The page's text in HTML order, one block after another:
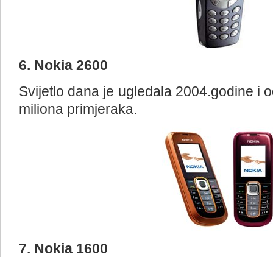
6. Nokia 2600
Svijetlo dana je ugledala 2004.godine i
miliona primjeraka.
7. Nokia 1600